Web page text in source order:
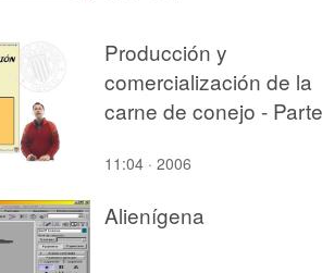
Producción y
comercialización de la
carne de conejo -
11:04 · 2006
Alienígena